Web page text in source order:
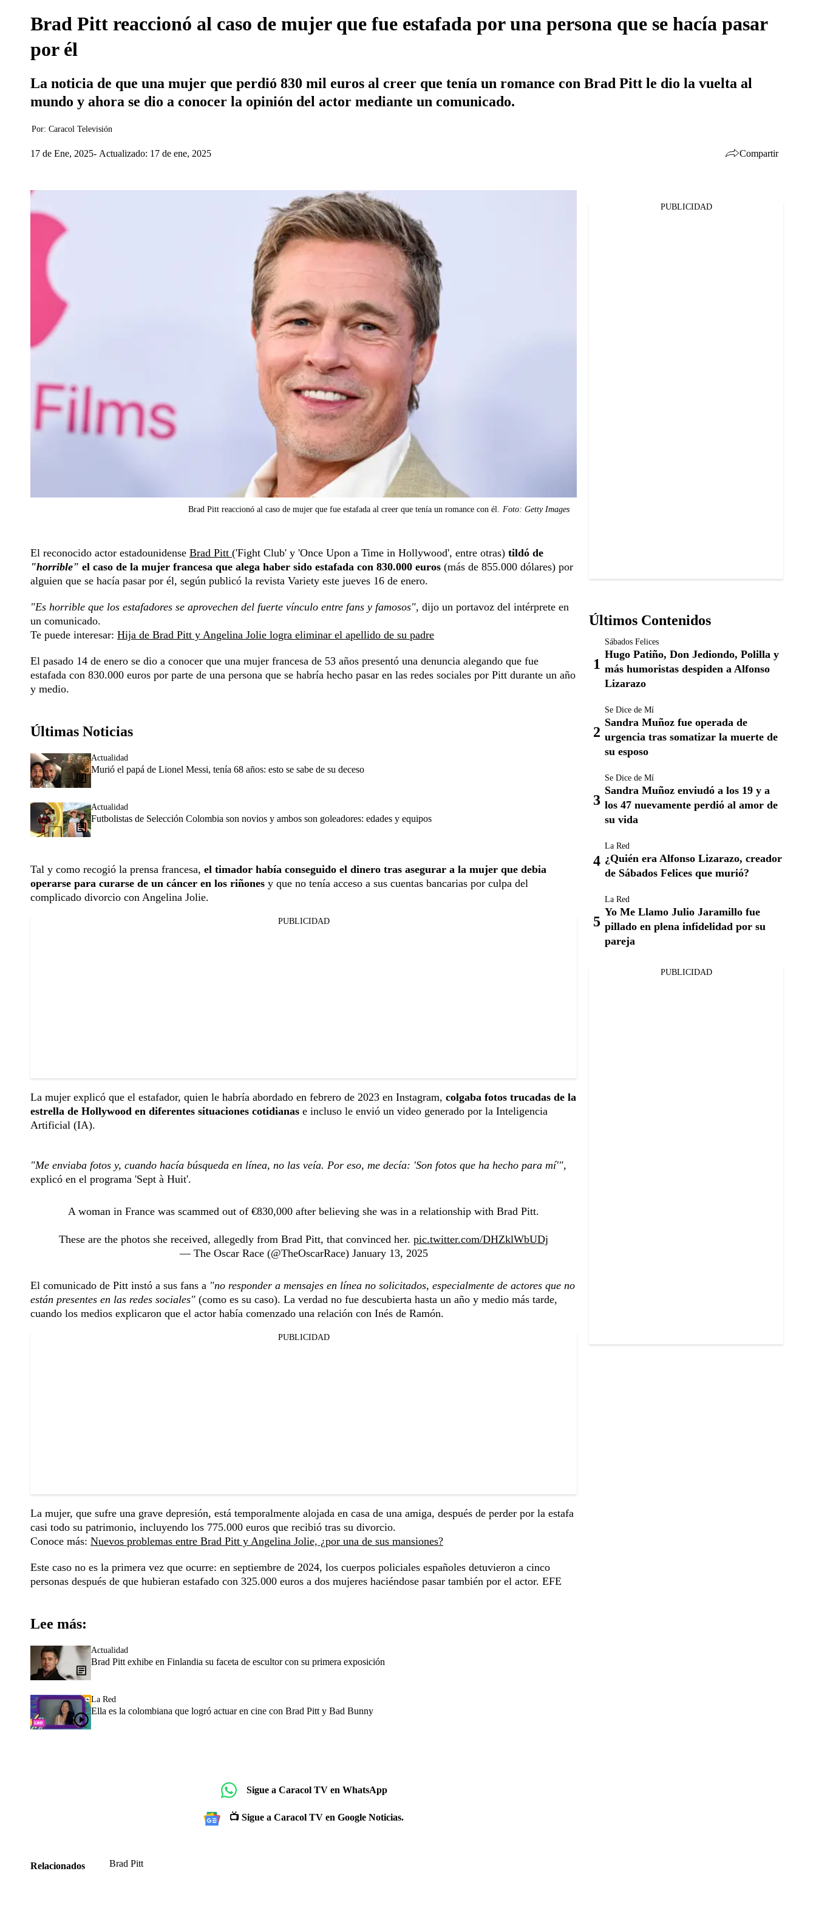
Brad Pitt reaccionó al caso de mujer que fue estafada por una persona que se hacía pasar
por él
La noticia de que una mujer que perdió 830 mil euros al creer que tenía un romance con Brad Pitt le dio la vuelta al
mundo y ahora se dio a conocer la opinión del actor mediante un comunicado.
Por: Caracol Televisión
17 de Ene, 2025 Actualizado: 17 de ene, 2025 Compartir
Brad Pitt reaccionó al caso de mujer que fue estafada al creer que tenía un romance con él. Foto: Getty Images
El reconocido actor estadounidense Brad Pitt ('Fight Club' y 'Once Upon a Time in Hollywood', entre otras) tildó de
"horrible" el caso de la mujer francesa que alega haber sido estafada con 830.000 euros (más de 855.000 dólares) por
alguien que se hacía pasar por él, según publicó la revista Variety este jueves 16 de enero.
"Es horrible que los estafadores se aprovechen del fuerte vínculo entre fans y famosos", dijo un portavoz del intérprete en
un comunicado.
Te puede interesar: Hija de Brad Pitt y Angelina Jolie logra eliminar el apellido de su padre
El pasado 14 de enero se dio a conocer que una mujer francesa de 53 años presentó una denuncia alegando que fue
estafada con 830.000 euros por parte de una persona que se habría hecho pasar en las redes sociales por Pitt durante un año
y medio.
Últimas Noticias
Actualidad
Murió el papá de Lionel Messi, tenía 68 años: esto se sabe de su deceso
Actualidad
Futbolistas de Selección Colombia son novios y ambos son goleadores: edades y equipos
Tal y como recogió la prensa francesa, el timador había conseguido el dinero tras asegurar a la mujer que debia
operarse para curarse de un cáncer en los riñones y que no tenía acceso a sus cuentas bancarias por culpa del
complicado divorcio con Angelina Jolie.
PUBLICIDAD
La mujer explicó que el estafador, quien le habría abordado en febrero de 2023 en Instagram, colgaba fotos trucadas de la
estrella de Hollywood en diferentes situaciones cotidianas e incluso le envió un video generado por la Inteligencia
Artificial (IA).
"Me enviaba fotos y, cuando hacía búsqueda en línea, no las veía. Por eso, me decía: 'Son fotos que ha hecho para mí'",
explicó en el programa 'Sept à Huit'.
A woman in France was scammed out of €830,000 after believing she was in a relationship with Brad Pitt.
These are the photos she received, allegedly from Brad Pitt, that convinced her. pic.twitter.com/DHZklWbUDj
— The Oscar Race (@TheOscarRace) January 13, 2025
El comunicado de Pitt instó a sus fans a "no responder a mensajes en línea no solicitados, especialmente de actores que no
están presentes en las redes sociales" (como es su caso). La verdad no fue descubierta hasta un año y medio más tarde,
cuando los medios explicaron que el actor había comenzado una relación con Inés de Ramón.
PUBLICIDAD
La mujer, que sufre una grave depresión, está temporalmente alojada en casa de una amiga, después de perder por la estafa
casi todo su patrimonio, incluyendo los 775.000 euros que recibió tras su divorcio.
Conoce más: Nuevos problemas entre Brad Pitt y Angelina Jolie, ¿por una de sus mansiones?
Este caso no es la primera vez que ocurre: en septiembre de 2024, los cuerpos policiales españoles detuvieron a cinco
personas después de que hubieran estafado con 325.000 euros a dos mujeres haciéndose pasar también por el actor. EFE
Lee más:
Actualidad
Brad Pitt exhibe en Finlandia su faceta de escultor con su primera exposición
La Red
Ella es la colombiana que logró actuar en cine con Brad Pitt y Bad Bunny
Sigue a Caracol TV en WhatsApp
📺 Sigue a Caracol TV en Google Noticias.
Relacionados Brad Pitt
PUBLICIDAD
Últimos Contenidos
Sábados Felices
Hugo Patiño, Don Jediondo, Polilla y
más humoristas despiden a Alfonso
Lizarazo
Se Dice de Mí
Sandra Muñoz fue operada de
urgencia tras somatizar la muerte de
su esposo
Se Dice de Mí
Sandra Muñoz enviudó a los 19 y a
los 47 nuevamente perdió al amor de
su vida
La Red
¿Quién era Alfonso Lizarazo, creador
de Sábados Felices que murió?
La Red
Yo Me Llamo Julio Jaramillo fue
pillado en plena infidelidad por su
pareja
PUBLICIDAD